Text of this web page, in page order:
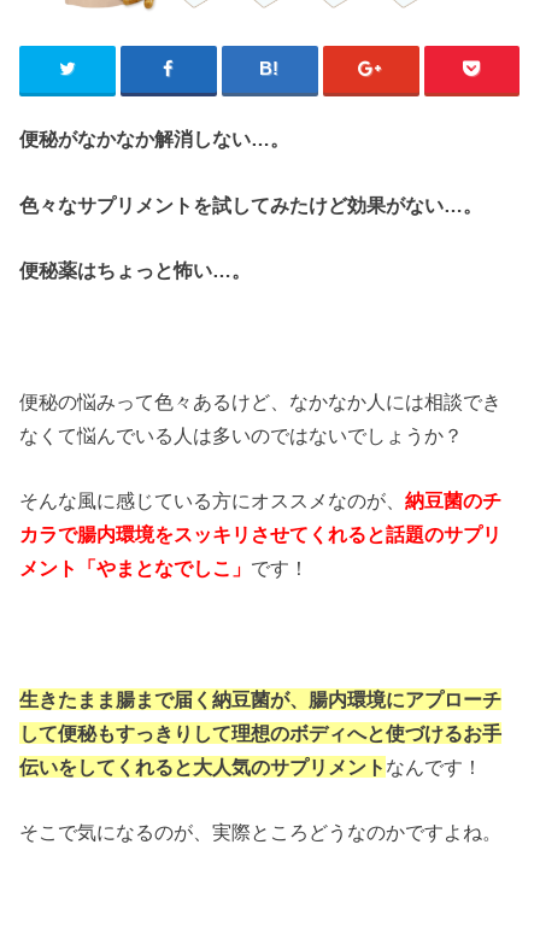
便秘がなかなか解消しない…。
色々なサプリメントを試してみたけど効果がない…。
便秘薬はちょっと怖い…。
便秘の悩みって色々あるけど、なかなか人には相談でき
なくて悩んでいる人は多いのではないでしょうか？
そんな風に感じている方にオススメなのが、納豆菌のチ
カラで腸内環境をスッキリさせてくれると話題のサプリ
メント「やまとなでしこ」 です！
生きたまま腸まで届く納豆菌が、腸内環境にアプローチ
して便秘もすっきりして理想のボディへと使づけるお手
伝いをしてくれると大人気のサプリメント なんです！
そこで気になるのが、実際ところどうなのかですよね。